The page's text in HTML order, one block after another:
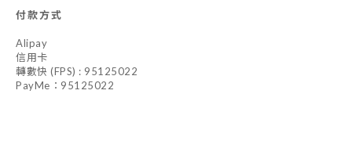
付款方式
Alipay
信用卡
轉數快 (FPS) : 95125022
PayMe：95125022